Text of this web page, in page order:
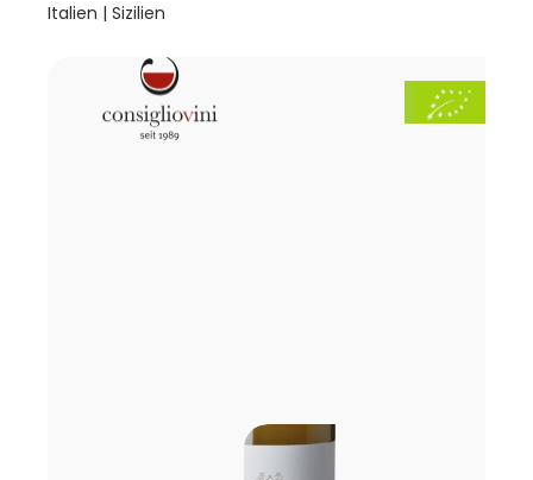
Italien | Sizilien
Bildergalerie überspringen